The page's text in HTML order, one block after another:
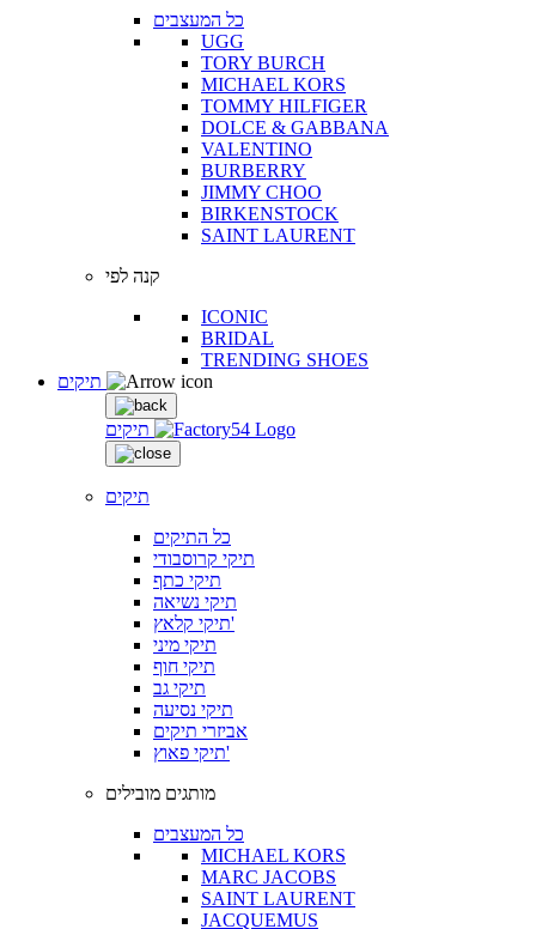
כל המעצבים
UGG
TORY BURCH
MICHAEL KORS
TOMMY HILFIGER
DOLCE & GABBANA
VALENTINO
BURBERRY
JIMMY CHOO
BIRKENSTOCK
SAINT LAURENT
קנה לפי
ICONIC
BRIDAL
TRENDING SHOES
תיקים
תיקים
כל התיקים
תיקי קרוסבודי
תיקי כתף
תיקי נשיאה
תיקי קלאץ'
תיקי מיני
תיקי חוף
תיקי גב
תיקי נסיעה
אביזרי תיקים
תיקי פאוץ'
מותגים מובילים
כל המעצבים
MICHAEL KORS
MARC JACOBS
SAINT LAURENT
JACQUEMUS